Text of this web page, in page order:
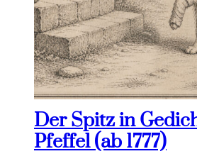
Der Spitz in
Pfeffel (ab 1777)